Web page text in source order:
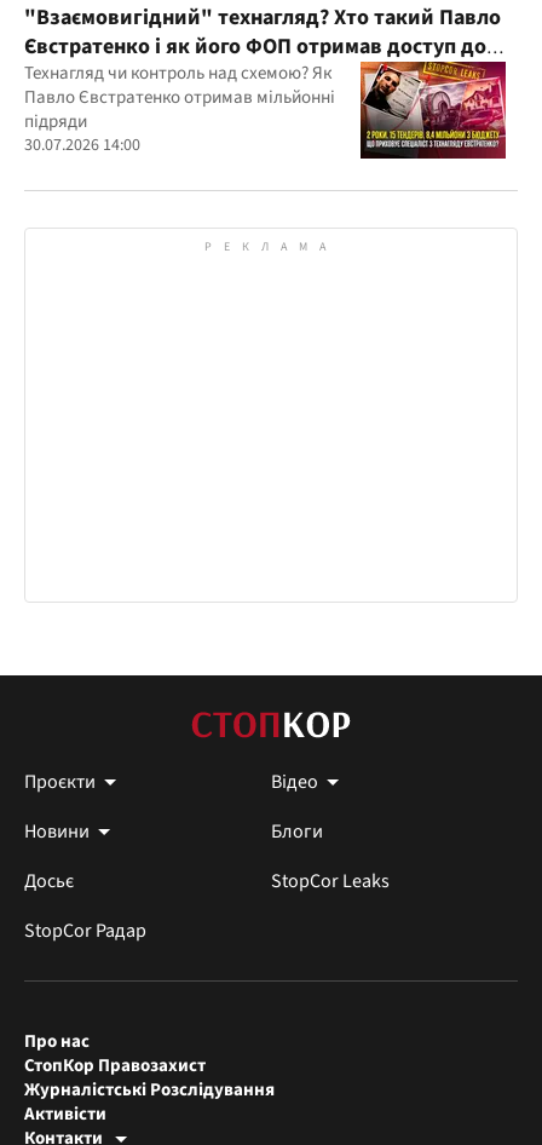
"Взаємовигідний" технагляд? Хто такий Павло
Євстратенко і як його ФОП отримав доступ до
бюджетних мільйонів?
Технагляд чи контроль над схемою? Як
Павло Євстратенко отримав мільйонні
підряди
30.07.2026 14:00
Проєкти
Відео
Новини
Блоги
Досьє
StopCor Leaks
StopCor Радар
Про нас
СтопКор Правозахист
Журналістські Розслідування
Активісти
Контакти